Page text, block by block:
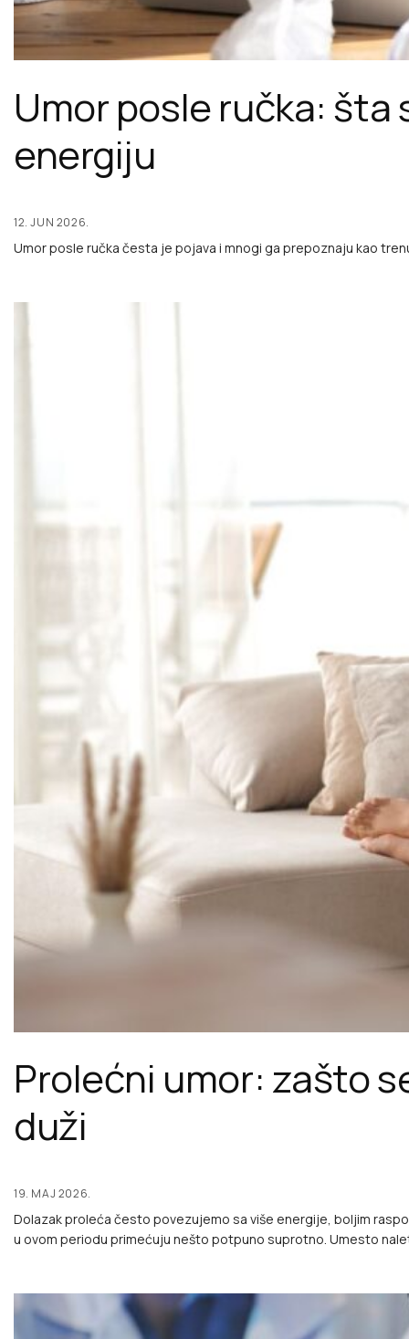
Umor posle ručka: šta
energiju
12. JUN 2026.
Umor posle ručka česta je pojava i mnogi ga prepoznaju kao
Prolećni umor: zašto
duži
19. MAJ 2026.
Dolazak proleća često povezujemo sa više energije, boljim
u ovom periodu primećuju nešto potpuno suprotno. Umesto